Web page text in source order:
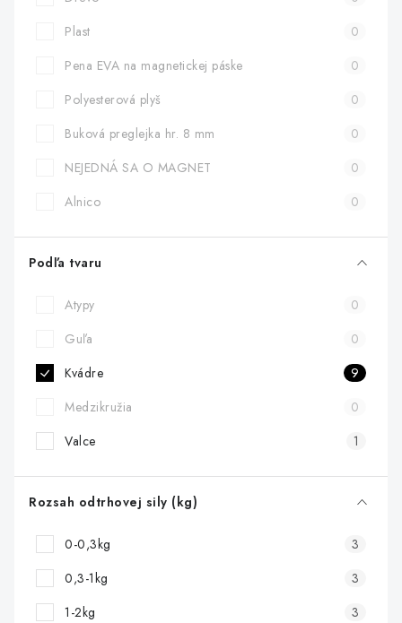
Plast
0
Pena EVA na magnetickej páske
0
Polyesterová plyš
0
Buková preglejka hr. 8 mm
0
NEJEDNÁ SA O MAGNET
0
Alnico
0
Podľa tvaru
Atypy
0
Guľa
0
Kvádre
9
Medzikružia
0
Valce
1
Rozsah odtrhovej sily (kg)
0-0,3kg
3
0,3-1kg
3
1-2kg
3